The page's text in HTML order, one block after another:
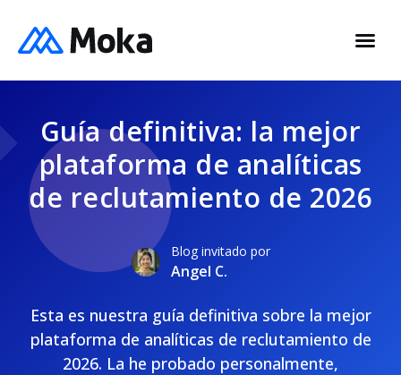
Guía definitiva: la mejor
plataforma de analíticas
de reclutamiento de 2026
Blog invitado por
Angel C.
Esta es nuestra guía definitiva sobre la mejor
plataforma de analíticas de reclutamiento de
2026. La he probado personalmente,